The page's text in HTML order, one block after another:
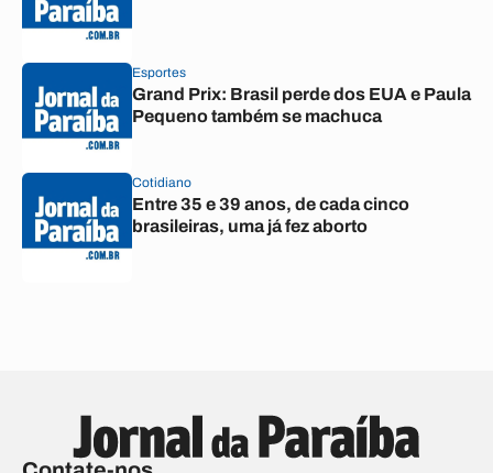
Esportes
Grand Prix: Brasil perde dos EUA e Paula
Pequeno também se machuca
Cotidiano
Entre 35 e 39 anos, de cada cinco
brasileiras, uma já fez aborto